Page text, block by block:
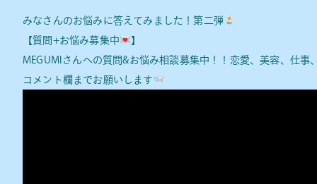
みなさんのお悩みに答えてみました！第二弾
【質問+お悩み募集中
】
MEGUMIさんへの質問&お悩み相談募集中！！恋愛、美容、仕事
コメント欄までお願いします